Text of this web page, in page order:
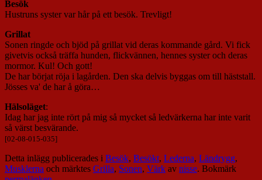
Besök
Hustruns syster var hår på ett besök. Trevligt!
Grillat
Sonen ringde och bjöd på grillat vid deras kommande gård. Vi fick
givetvis också träffa hunden, flickvännen, hennes syster och deras
mormor. Kul! Och gott!
De har börjat röja i lagården. Den ska delvis byggas om till häststall.
Jösses va' de har å göra…
Hälsoläget:
Idag har jag inte rört på mig så mycket så ledvärkerna har inte varit
så värst besvärande.
[02-08-015-035]
Detta inlägg publicerades i Besök, Besökt, Lederna, Ländrygg,
Musklerna och märktes Grilla, Sonen, Värk av nisse. Bokmärk